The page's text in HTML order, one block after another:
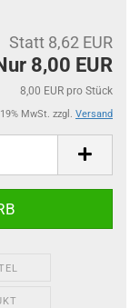
Statt 8,62 EUR
8,00 EUR
8,00 EUR pro Stück
MwSt. zzgl. Versand